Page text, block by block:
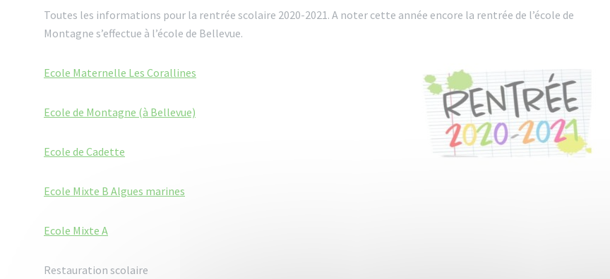
Toutes les informations pour la rentrée scolaire 2020-2021. A noter cette année encore la rentrée de l’école de
Montagne s’effectue à l’école de Bellevue.
Ecole Maternelle Les Corallines
Ecole de Montagne (à Bellevue)
Ecole de Cadette
Ecole Mixte B Algues marines
Ecole Mixte A
Restauration scolaire